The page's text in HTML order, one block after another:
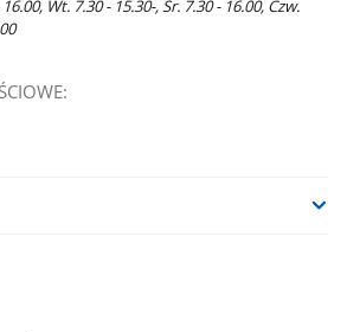
Wt. 7.30 - 15.30-, Śr. 7.30 - 16.00, Czw.